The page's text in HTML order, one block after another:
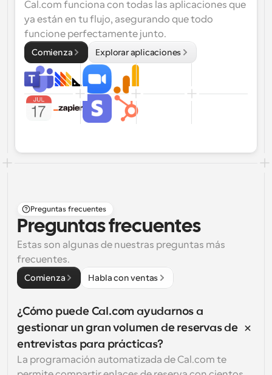
Cal.com funciona con todas las aplicaciones que
ya están en tu flujo, asegurando que todo
funcione perfectamente junto.
Comienza Explorar aplicaciones
Preguntas frecuentes
Preguntas frecuentes
Estas son algunas de nuestras preguntas más
frecuentes.
Comienza Habla con ventas
¿Cómo puede Cal.com ayudarnos a
gestionar un gran volumen de reservas de
entrevistas para prácticas?
La programación automatizada de Cal.com te